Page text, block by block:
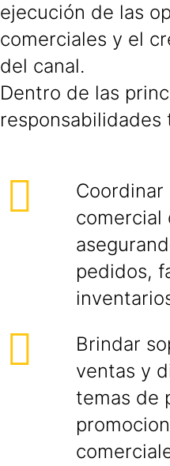
ejecución de las
comerciales y el
del canal.
Dentro de las
responsabilidades
Coordinar
comercial
pedidos,
Brindar
ventas y
temas de